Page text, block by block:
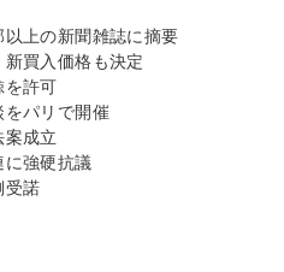
上の新聞雑誌に摘要
買入価格も決定
を許可
をパリで開催
案成立
に強硬抗議
受諾